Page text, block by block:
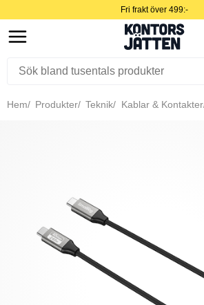
Fri frakt över 499:-
Hem Produkter Teknik Kablar & Kontakter